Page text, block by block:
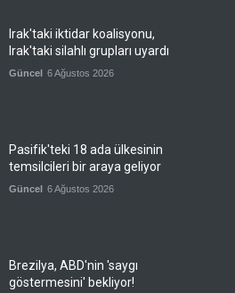
Irak'taki iktidar koalisyonu,
Irak'taki silahlı grupları uyardı
Güncel 6 Ağustos 2026
Pasifik'teki 18 ada ülkesinin
temsilcileri bir araya geliyor
Güncel 6 Ağustos 2026
Brezilya, ABD'nin 'saygı
göstermesini' bekliyor!